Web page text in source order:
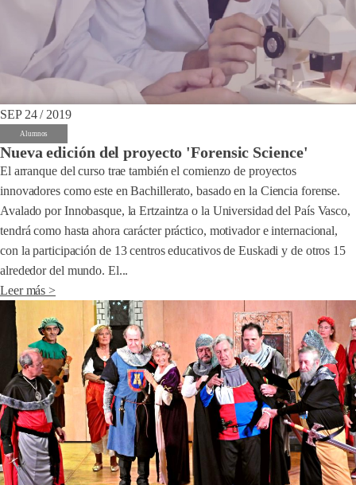
SEP 24 / 2019
Alumnos
Nueva edición del proyecto 'Forensic Science'
El arranque del curso trae también el comienzo de proyectos
innovadores como este en Bachillerato, basado en la Ciencia forense.
Avalado por Innobasque, la Ertzaintza o la Universidad del País Vasco,
tendrá como hasta ahora carácter práctico, motivador e internacional,
con la participación de 13 centros educativos de Euskadi y de otros 15
alrededor del mundo. El...
Leer más >